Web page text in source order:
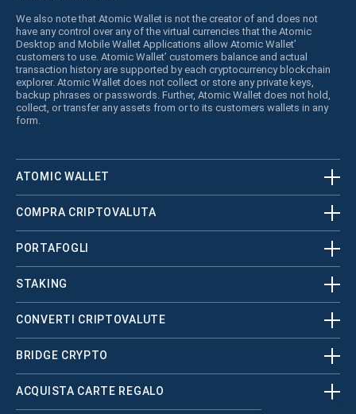
We also note that Atomic Wallet is not the creator of and does not
have any control over any of the virtual currencies that the Atomic
Desktop and Mobile Wallet Applications allow Atomic Wallet’
customers to use. Atomic Wallet’ customers balance and actual
transaction history are supported by each cryptocurrency blockchain
explorer. Atomic Wallet does not collect or store any private keys,
backup phrases or passwords. Further, Atomic Wallet does not hold,
collect, or transfer any assets from or to its customers wallets in any
form.
ATOMIC WALLET
COMPRA CRIPTOVALUTA
PORTAFOGLI
STAKING
CONVERTI CRIPTOVALUTE
BRIDGE CRYPTO
ACQUISTA CARTE REGALO